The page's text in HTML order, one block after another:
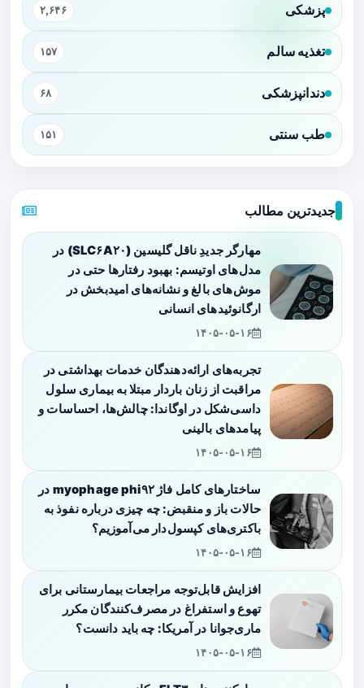
پزشکی ۲,۶۴۶
تغذیه سالم ۱۵۷
دندانپزشکی ۶۸
طب سنتی ۱۵۱
جدیدترین مطالب
مهارگر جدیدِ ناقل گلیسین (SLC۶A۲۰) در
مدل‌های اوتیسم: بهبود رفتارها حتی در
موش‌های بالغ و نشانه‌های امیدبخش در
ارگانوئیدهای انسانی
۱۴۰۵-۰۵-۱۶
تجربه‌های ارائه‌دهندگان خدمات بهداشتی در
مراقبت از زنان باردار مبتلا به بیماری سلول
داسی‌شکل در اوگاندا: چالش‌ها، احساسات و
پیامدهای بالینی
۱۴۰۵-۰۵-۱۶
ساختارهای کامل فاژ myophage phi۹۲ در
حالات باز و منقبض: چه چیزی درباره نفوذ به
باکتری‌های کپسول‌دار می‌آموزیم؟
۱۴۰۵-۰۵-۱۶
افزایش قابل‌توجه مراجعات بیمارستانی برای
تهوع و استفراغ در مصرف‌کنندگان مکرر
ماری‌جوانا در آمریکا: چه باید دانست؟
۱۴۰۵-۰۵-۱۶